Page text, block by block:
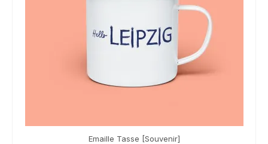
Emaille Tasse [Souvenir]